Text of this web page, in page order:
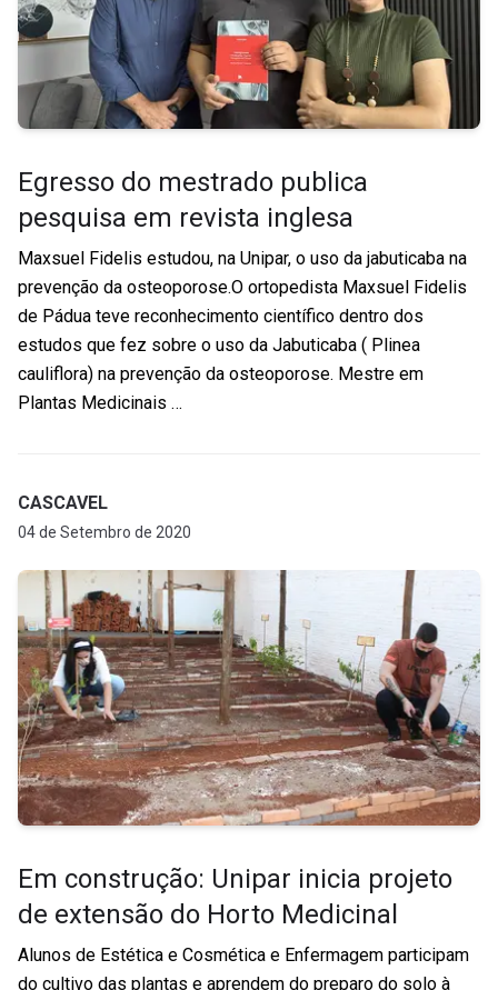
Egresso do mestrado publica
pesquisa em revista inglesa
Maxsuel Fidelis estudou, na Unipar, o uso da jabuticaba na
prevenção da osteoporose.O ortopedista Maxsuel Fidelis
de Pádua teve reconhecimento científico dentro dos
estudos que fez sobre o uso da Jabuticaba ( Plinea
cauliflora) na prevenção da osteoporose. Mestre em
Plantas Medicinais …
CASCAVEL
04 de Setembro de 2020
Em construção: Unipar inicia projeto
de extensão do Horto Medicinal
Alunos de Estética e Cosmética e Enfermagem participam
do cultivo das plantas e aprendem do preparo do solo à